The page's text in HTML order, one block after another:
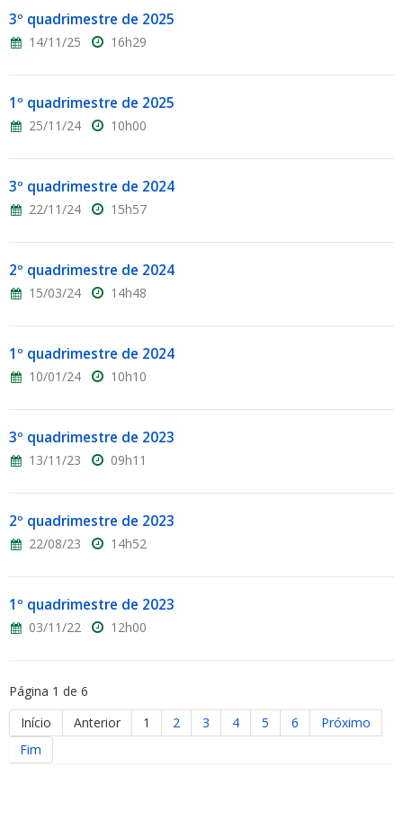
3º quadrimestre de 2025
14/11/25 16h29
1º quadrimestre de 2025
25/11/24 10h00
3º quadrimestre de 2024
22/11/24 15h57
2º quadrimestre de 2024
15/03/24 14h48
1º quadrimestre de 2024
10/01/24 10h10
3º quadrimestre de 2023
13/11/23 09h11
2º quadrimestre de 2023
22/08/23 14h52
1º quadrimestre de 2023
03/11/22 12h00
Página 1 de 6
Início
Anterior 1 2 3 4 5 6
Próximo
Fim